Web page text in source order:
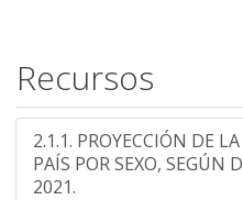
Recursos
2.1.1. PROYECCIÓN DE
PAÍS POR SEXO, SEGÚN
2021.